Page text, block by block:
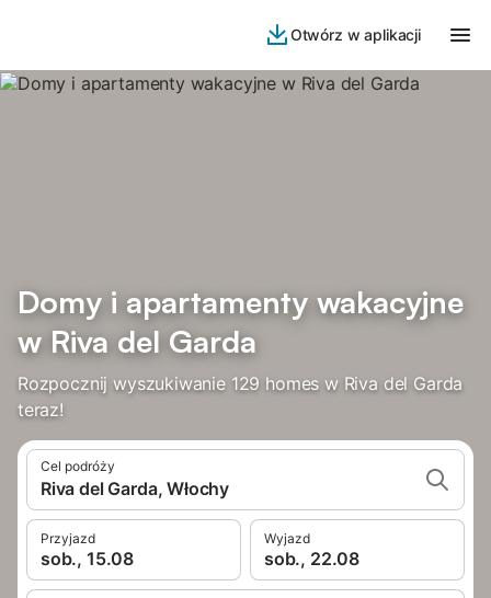
Otwórz w aplikacji
Domy i apartamenty wakacyjne
w Riva del Garda
Rozpocznij wyszukiwanie 129 homes w Riva del Garda
teraz!
Cel podróży
Riva del Garda, Włochy
Przyjazd
sob., 15.08
Wyjazd
sob., 22.08